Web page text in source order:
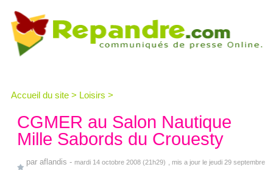
Accueil du site > Loisirs >
CGMER au Salon Nautique
Mille Sabords du Crouesty
par aflandis - mardi 14 octobre 2008 (21h29)
, mis a jour le jeudi 29 septembre